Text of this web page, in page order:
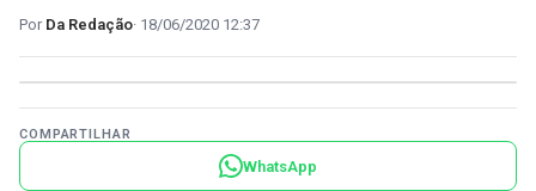
Da Redação 18/06/2020 12:37
COMPARTILHAR
WhatsApp